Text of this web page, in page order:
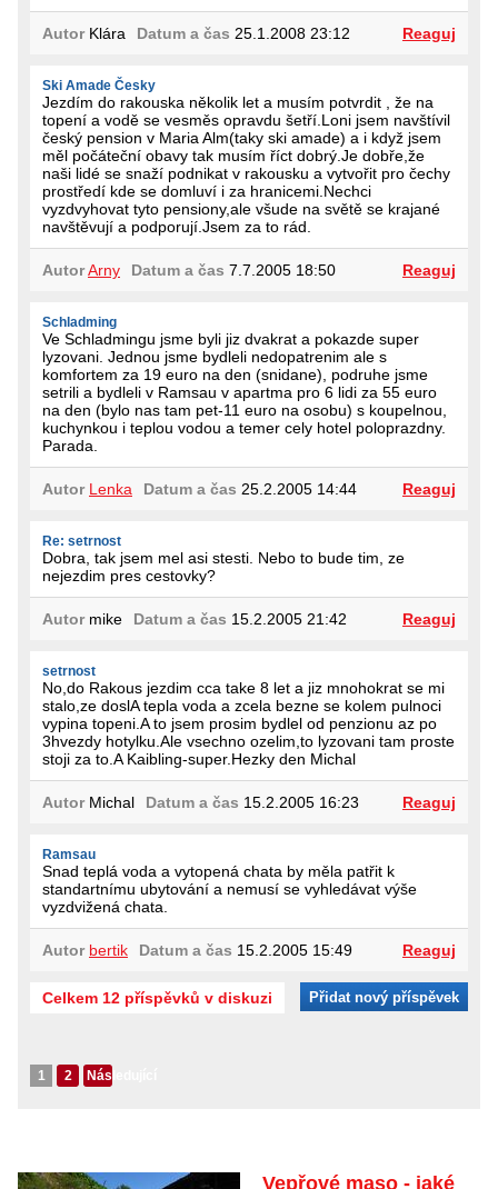
AutorKlára Datum a čas 25.1.2008 23:12 Reaguj
Ski Amade Česky
Jezdím do rakouska několik let a musím potvrdit , že na
topení a vodě se vesměs opravdu šetří.Loni jsem navštívil
český pension v Maria Alm(taky ski amade) a i když jsem
měl počáteční obavy tak musím říct dobrý.Je dobře,že
naši lidé se snaží podnikat v rakousku a vytvořit pro čechy
prostředí kde se domluví i za hranicemi.Nechci
vyzdvyhovat tyto pensiony,ale všude na světě se krajané
navštěvují a podporují.Jsem za to rád.
AutorArny Datum a čas 7.7.2005 18:50 Reaguj
Schladming
Ve Schladmingu jsme byli jiz dvakrat a pokazde super
lyzovani. Jednou jsme bydleli nedopatrenim ale s
komfortem za 19 euro na den (snidane), podruhe jsme
setrili a bydleli v Ramsau v apartma pro 6 lidi za 55 euro
na den (bylo nas tam pet-11 euro na osobu) s koupelnou,
kuchynkou i teplou vodou a temer cely hotel poloprazdny.
Parada.
Autor Lenka Datum a čas 25.2.2005 14:44 Reaguj
Re: setrnost
Dobra, tak jsem mel asi stesti. Nebo to bude tim, ze
nejezdim pres cestovky?
Autormike Datum a čas 15.2.2005 21:42 Reaguj
setrnost
No,do Rakous jezdim cca take 8 let a jiz mnohokrat se mi
stalo,ze doslA tepla voda a zcela bezne se kolem pulnoci
vypina topeni.A to jsem prosim bydlel od penzionu az po
3hvezdy hotylku.Ale vsechno ozelim,to lyzovani tam proste
stoji za to.A Kaibling-super.Hezky den Michal
AutorMichal Datum a čas 15.2.2005 16:23 Reaguj
Ramsau
Snad teplá voda a vytopená chata by měla patřit k
standartnímu ubytování a nemusí se vyhledávat výše
vyzdvižená chata.
Autor bertik Datum a čas 15.2.2005 15:49 Reaguj
Celkem 12 příspěvků v diskuzi Přidat nový příspěvek
1 2 Následující
Vepřové maso - jaké